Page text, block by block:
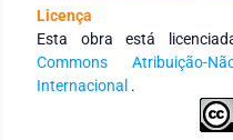
fortalecer a integração
quanto no exterior,
comprometidas com a
da educação. Para isso,
disseminação do
Expressamos nossa
Licença
Esta obra está
Commons Atribuição-
Internacional .